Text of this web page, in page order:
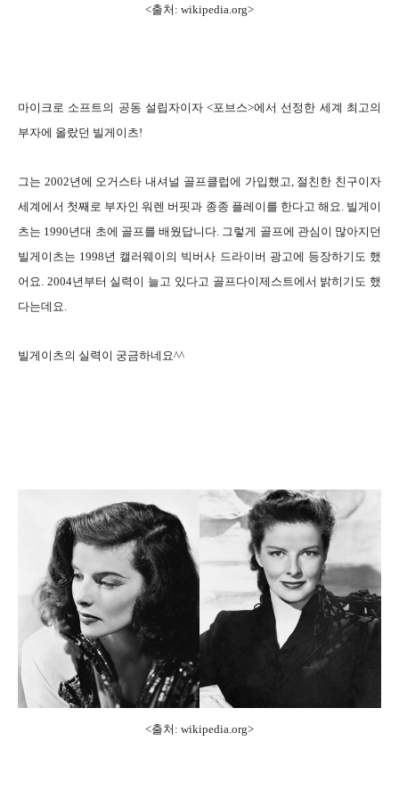
<출처: wikipedia.org>
마이크로 소프트의 공동 설립자이자 <포브스>에서 선정한 세계 최고의
부자에 올랐던 빌게이츠!
그는 2002년에 오거스타 내셔널 골프클럽에 가입했고, 절친한 친구이자
세계에서 첫째로 부자인 워렌 버핏과 종종 플레이를 한다고 해요. 빌게이
츠는 1990년대 초에 골프를 배웠답니다. 그렇게 골프에 관심이 많아지던
빌게이츠는 1998년 캘러웨이의 빅버사 드라이버 광고에 등장하기도 했
어요. 2004년부터 실력이 늘고 있다고 골프다이제스트에서 밝히기도 했
다는데요.
빌게이츠의 실력이 궁금하네요^^
<출처: wikipedia.org>